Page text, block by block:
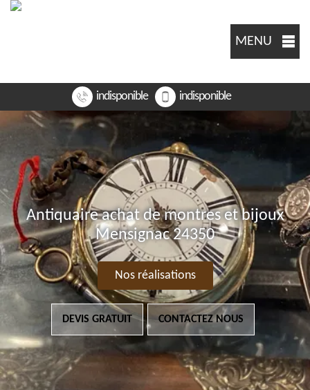
MENU
indisponible indisponible
Antiquaire achat de montres et bijoux
Mensignac 24350
Nos réalisations
DEVIS GRATUIT CONTACTEZ NOUS